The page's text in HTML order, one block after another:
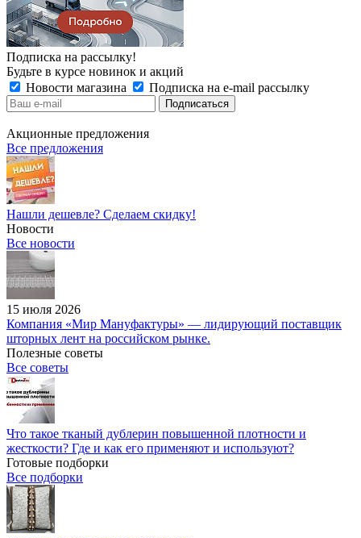
Подписка на рассылку!
Будьте в курсе новинок и акций
Новости магазина
Подписка на e-mail рассылку
Акционные предложения
Все предложения
Нашли дешевле? Сделаем скидку!
Новости
Все новости
15 июля 2026
Компания «Мир Мануфактуры» — лидирующий поставщик
шторных лент на российском рынке.
Полезные советы
Все советы
Что такое тканый дублерин повышенной плотности и
жесткости? Где и как его применяют и используют?
Готовые подборки
Все подборки